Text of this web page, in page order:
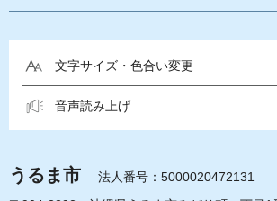
文字サイズ・色合い変更
音声読み上げ
うるま市
法人番号：5000020472131